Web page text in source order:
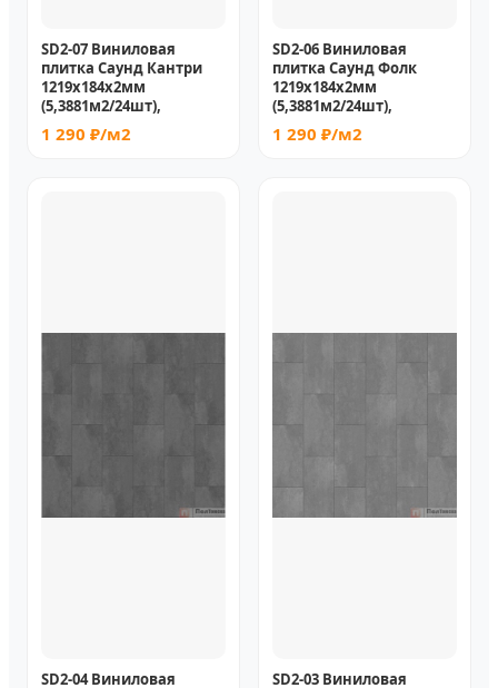
SD2-07 Виниловая
плитка Саунд Кантри
1219х184х2мм
(5,3881м2/24шт),
1 290 ₽/м2
SD2-06 Виниловая
плитка Саунд Фолк
1219х184х2мм
(5,3881м2/24шт),
1 290 ₽/м2
SD2-04 Виниловая
SD2-03 Виниловая